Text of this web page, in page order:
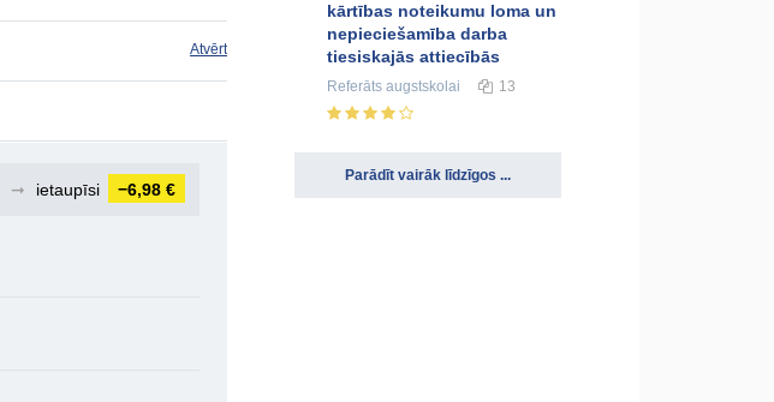
Atvērt
➞ ietaupīsi −6,98 €
kārtības noteikumu loma un
nepieciešamība darba
tiesiskajās attiecībās
Referāts augstskolai 13
Parādīt vairāk līdzīgos ...